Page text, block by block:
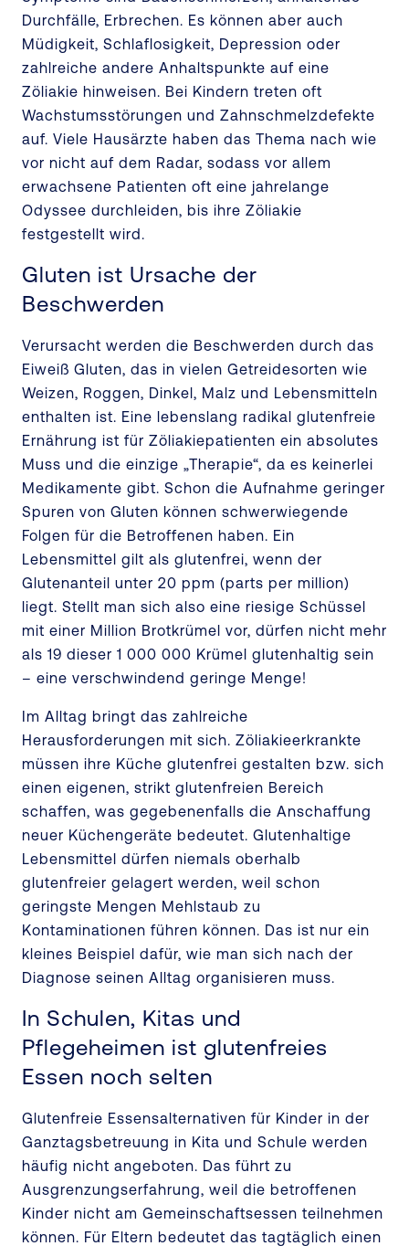
Durchfälle, Erbrechen. Es können aber auch
Müdigkeit, Schlaflosigkeit, Depression oder
zahlreiche andere Anhaltspunkte auf eine
Zöliakie hinweisen. Bei Kindern treten oft
Wachstumsstörungen und Zahnschmelzdefekte
auf. Viele Hausärzte haben das Thema nach wie
vor nicht auf dem Radar, sodass vor allem
erwachsene Patienten oft eine jahrelange
Odyssee durchleiden, bis ihre Zöliakie
festgestellt wird.
Gluten ist Ursache der
Beschwerden
Verursacht werden die Beschwerden durch das
Eiweiß Gluten, das in vielen Getreidesorten wie
Weizen, Roggen, Dinkel, Malz und Lebensmitteln
enthalten ist. Eine lebenslang radikal glutenfreie
Ernährung ist für Zöliakiepatienten ein absolutes
Muss und die einzige „Therapie“, da es keinerlei
Medikamente gibt. Schon die Aufnahme geringer
Spuren von Gluten können schwerwiegende
Folgen für die Betroffenen haben. Ein
Lebensmittel gilt als glutenfrei, wenn der
Glutenanteil unter 20 ppm (parts per million)
liegt. Stellt man sich also eine riesige Schüssel
mit einer Million Brotkrümel vor, dürfen nicht mehr
als 19 dieser 1 000 000 Krümel glutenhaltig sein
– eine verschwindend geringe Menge!
Im Alltag bringt das zahlreiche
Herausforderungen mit sich. Zöliakieerkrankte
müssen ihre Küche glutenfrei gestalten bzw. sich
einen eigenen, strikt glutenfreien Bereich
schaffen, was gegebenenfalls die Anschaffung
neuer Küchengeräte bedeutet. Glutenhaltige
Lebensmittel dürfen niemals oberhalb
glutenfreier gelagert werden, weil schon
geringste Mengen Mehlstaub zu
Kontaminationen führen können. Das ist nur ein
kleines Beispiel dafür, wie man sich nach der
Diagnose seinen Alltag organisieren muss.
In Schulen, Kitas und
Pflegeheimen ist glutenfreies
Essen noch selten
Glutenfreie Essensalternativen für Kinder in der
Ganztagsbetreuung in Kita und Schule werden
häufig nicht angeboten. Das führt zu
Ausgrenzungserfahrung, weil die betroffenen
Kinder nicht am Gemeinschaftsessen teilnehmen
können. Für Eltern bedeutet das tagtäglich einen